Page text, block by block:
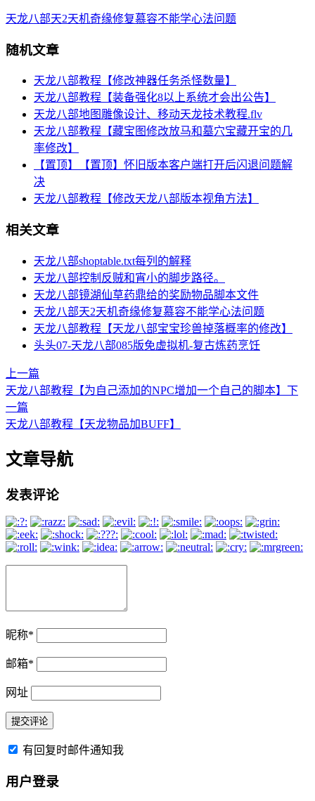
天龙八部天2天机奇缘修复慕容不能学心法问题
随机文章
天龙八部教程【修改神器任务杀怪数量】
天龙八部教程【装备强化8以上系统才会出公告】
天龙八部地图雕像设计、移动天龙技术教程.flv
天龙八部教程【藏宝图修改放马和墓穴宝藏开宝的几
率修改】
【置顶】【置顶】怀旧版本客户端打开后闪退问题解
决
天龙八部教程【修改天龙八部版本视角方法】
相关文章
天龙八部shoptable.txt每列的解释
天龙八部控制反贼和宵小的脚步路径。
天龙八部镜湖仙草药鼎给的奖励物品脚本文件
天龙八部天2天机奇缘修复慕容不能学心法问题
天龙八部教程【天龙八部宝宝珍兽掉落概率的修改】
头头07-天龙八部085版免虚拟机-复古炼药烹饪
上一篇
天龙八部教程【为自己添加的NPC增加一个自己的脚本】 下
一篇
天龙八部教程【天龙物品加BUFF】
文章导航
发表评论
昵称*
邮箱*
网址
有回复时邮件通知我
用户登录